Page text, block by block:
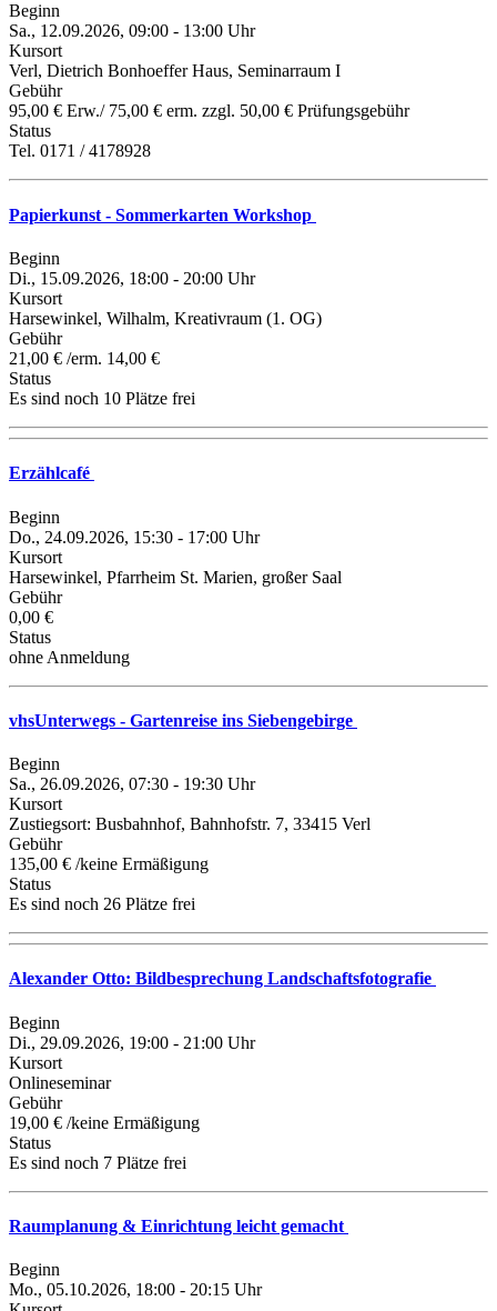
Beginn
Sa., 12.09.2026, 09:00 - 13:00 Uhr
Kursort
Verl, Dietrich Bonhoeffer Haus, Seminarraum I
Gebühr
95,00 € Erw./ 75,00 € erm. zzgl. 50,00 € Prüfungsgebühr
Status
Tel. 0171 / 4178928
Papierkunst - Sommerkarten Workshop
Beginn
Di., 15.09.2026, 18:00 - 20:00 Uhr
Kursort
Harsewinkel, Wilhalm, Kreativraum (1. OG)
Gebühr
21,00 € /erm. 14,00 €
Status
Es sind noch 10 Plätze frei
Erzählcafé
Beginn
Do., 24.09.2026, 15:30 - 17:00 Uhr
Kursort
Harsewinkel, Pfarrheim St. Marien, großer Saal
Gebühr
0,00 €
Status
ohne Anmeldung
vhsUnterwegs - Gartenreise ins Siebengebirge
Beginn
Sa., 26.09.2026, 07:30 - 19:30 Uhr
Kursort
Zustiegsort: Busbahnhof, Bahnhofstr. 7, 33415 Verl
Gebühr
135,00 € /keine Ermäßigung
Status
Es sind noch 26 Plätze frei
Alexander Otto: Bildbesprechung Landschaftsfotografie
Beginn
Di., 29.09.2026, 19:00 - 21:00 Uhr
Kursort
Onlineseminar
Gebühr
19,00 € /keine Ermäßigung
Status
Es sind noch 7 Plätze frei
Raumplanung & Einrichtung leicht gemacht
Beginn
Mo., 05.10.2026, 18:00 - 20:15 Uhr